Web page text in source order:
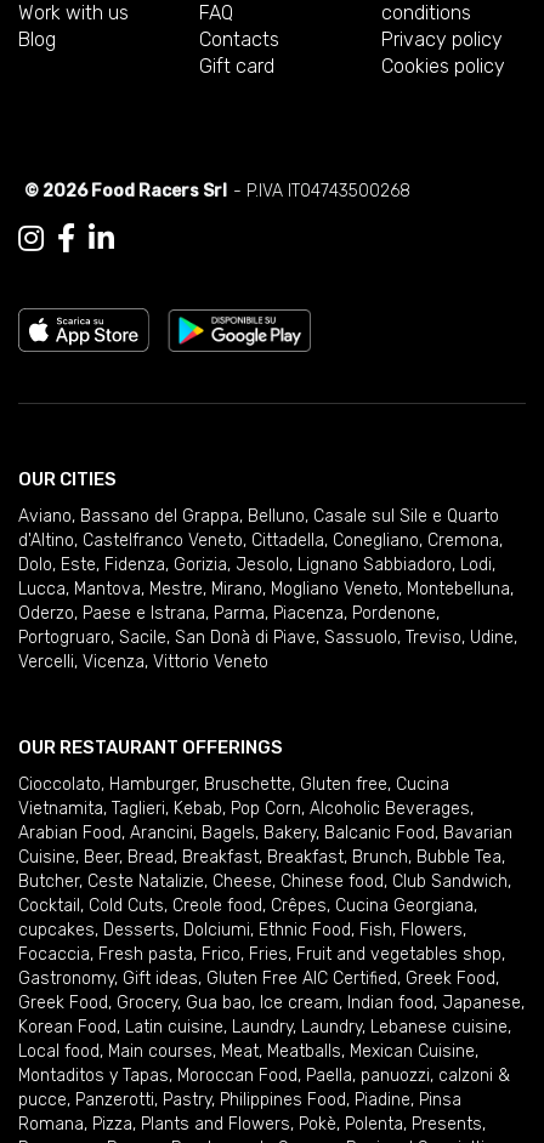
Work with us
Blog
FAQ
Contacts
Gift card
conditions
Privacy policy
Cookies policy
© 2026 Food Racers Srl - P.IVA IT04743500268
OUR CITIES
Aviano, Bassano del Grappa, Belluno, Casale sul Sile e Quarto
d'Altino, Castelfranco Veneto, Cittadella, Conegliano, Cremona,
Dolo, Este, Fidenza, Gorizia, Jesolo, Lignano Sabbiadoro, Lodi,
Lucca, Mantova, Mestre, Mirano, Mogliano Veneto, Montebelluna,
Oderzo, Paese e Istrana, Parma, Piacenza, Pordenone,
Portogruaro, Sacile, San Donà di Piave, Sassuolo, Treviso, Udine,
Vercelli, Vicenza, Vittorio Veneto
OUR RESTAURANT OFFERINGS
Cioccolato, Hamburger, Bruschette, Gluten free, Cucina
Vietnamita, Taglieri, Kebab, Pop Corn, Alcoholic Beverages,
Arabian Food, Arancini, Bagels, Bakery, Balcanic Food, Bavarian
Cuisine, Beer, Bread, Breakfast, Breakfast, Brunch, Bubble Tea,
Butcher, Ceste Natalizie, Cheese, Chinese food, Club Sandwich,
Cocktail , Cold Cuts, Creole food, Crêpes, Cucina Georgiana,
cupcakes, Desserts, Dolciumi, Ethnic Food, Fish, Flowers,
Focaccia, Fresh pasta, Frico, Fries, Fruit and vegetables shop,
Gastronomy, Gift ideas, Gluten Free AIC Certified, Greek Food,
Greek Food, Grocery, Gua bao, Ice cream, Indian food, Japanese,
Korean Food, Latin cuisine, Laundry, Laundry, Lebanese cuisine,
Local food, Main courses, Meat, Meatballs, Mexican Cuisine,
Montaditos y Tapas, Moroccan Food, Paella, panuozzi, calzoni &
pucce, Panzerotti, Pastry, Philippines Food, Piadine, Pinsa
Romana, Pizza, Plants and Flowers, Pokè, Polenta, Presents,